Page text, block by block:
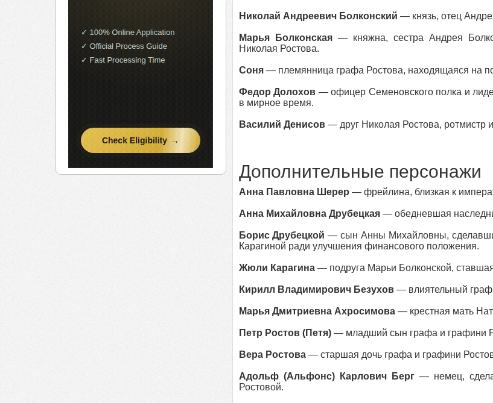
Николай Андреевич Болконский — князь, отец
Марья Болконская— княжна, сестра Андрея
Николая Ростова.
Соня— племянница графа Ростова, находящаяся на
Федор Долохов — офицер Семеновского полка и
в мирное время.
Василий Денисов— друг Николая Ростова, ротмистр
Дополнительные персонажи
Анна Павловна Шерер — фрейлина, близкая к
Анна Михайловна Друбецкая— обедневшая
Борис Друбецкой — сын Анны Михайловны,
Карагиной ради улучшения финансового положения.
Жюли Карагина— подруга Марьи Болконской,
Кирилл Владимирович Безухов— влиятельный граф,
Марья Дмитриевна Ахросимова— крестная мать
Петр Ростов (Петя)— младший сын графа и графини
Вера Ростова— старшая дочь графа и графини
Адольф (Альфонс) Карлович Берг— немец,
Ростовой.